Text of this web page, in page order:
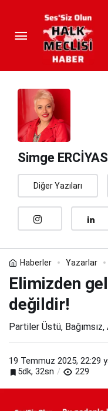
Simge ERCİYAS
Diğer Yazıları
Haberler Yazarlar
Elimizden
değildir!
Partiler Üstü,
19 Temmuz 2025, 22:29
5dk, 32sn
229
değildir!
Yorum Yap